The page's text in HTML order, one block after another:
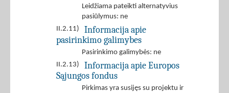
Leidžiama pateikti alternatyvius
pasiūlymus: ne
II.2.11)
Informacija apie
pasirinkimo galimybes
Pasirinkimo galimybės: ne
II.2.13)
Informacija apie Europos
Sąjungos fondus
Pirkimas yra susijęs su projektu ir